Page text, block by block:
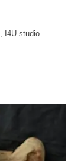
, I4U studio